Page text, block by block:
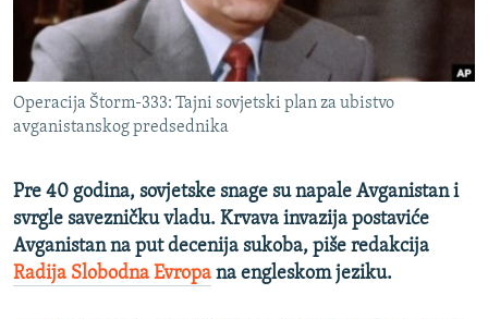
VIŠE OD NASLOVA
GENOCID U SREBRENICI
POPLAVE I KLIZIŠTA U BIH 2024.
POST SCRIPTUM
MOJA EVROPA
TRI DECENIJE OD RATA U BIH
PRATITE NAS
Operacija Štorm-333: Tajni sovjetski plan za ubistvo
avganistanskog predsednika
Pre 40 godina, sovjetske snage su napale Avganistan i
svrgle savezničku vladu. Krvava invazija postaviće
Avganistan na put decenija sukoba, piše redakcija
Radija Slobodna Evropa na engleskom jeziku.